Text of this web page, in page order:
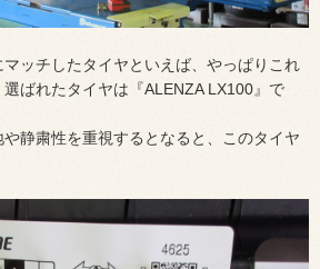
マッチしたタイヤといえば、やっぱりこれ
ばれたタイヤは『ALENZA LX100』で
静粛性を重視するとなると、このタイヤ